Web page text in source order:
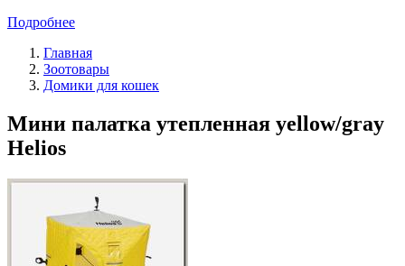
Подробнее
Главная
Зоотовары
Домики для кошек
Мини палатка утепленная yellow/gray
Helios